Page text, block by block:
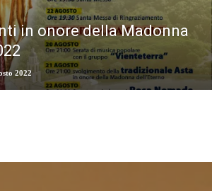
in onore della Madonna
2022